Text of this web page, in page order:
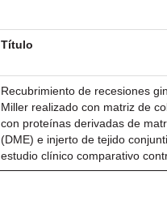
Título
Recubrimiento de recesiones
Miller realizado con matriz de
con proteínas derivadas de
(DME) e injerto de tejido
estudio clínico comparativo